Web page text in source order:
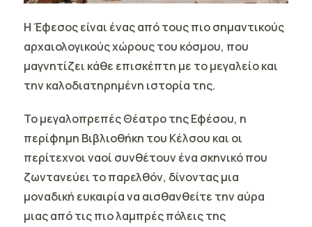
Η Έφεσοςείναι ένας από τους πιο σημαντικούς
αρχαιολογικούς χώρους του κόσμου, που
μαγνητίζει κάθε επισκέπτη με το μεγαλείο και
την καλοδιατηρημένη ιστορία της.
Το μεγαλοπρεπές Θέατρο της Εφέσου, η
περίφημη Βιβλιοθήκη του Κέλσου και οι
περίτεχνοι ναοί συνθέτουν ένα σκηνικό που
ζωντανεύει το παρελθόν, δίνοντας μια
μοναδική ευκαιρία να αισθανθείτε την αύρα
μιας από τις πιο λαμπρές πόλεις της